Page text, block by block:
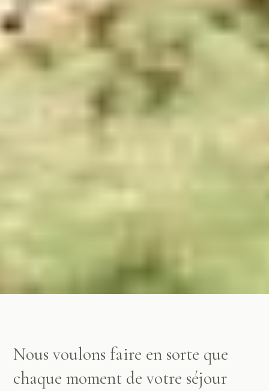
Nous voulons faire en sorte que
chaque moment de votre séjour